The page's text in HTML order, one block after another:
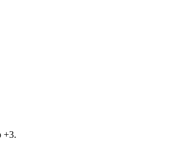
+3.